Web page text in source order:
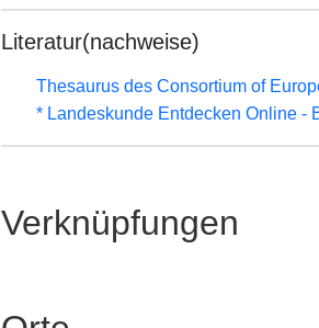
Literatur(nachweise)
Thesaurus des Consortium of
* Landeskunde Entdecken Online -
Verknüpfungen